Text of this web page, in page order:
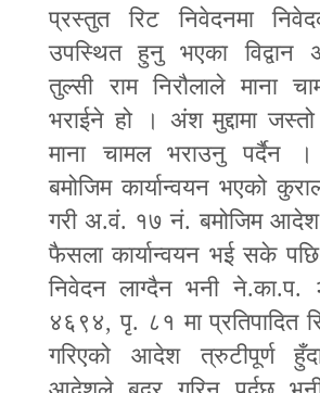
प्रस्तुत रिट निवेदनमा
उपस्थित हुनु भएका विद्वान
तुल्सी राम निरौलाले माना
भराईने हो । अंश मुद्दामा
माना चामल भराउनु पर्दैन
बमोजिम कार्यान्वयन भएको
गरी अ.वं. १७ नं. बमोजिम आदेश
फैसला कार्यान्वयन भई सके
निवेदन लाग्दैन भनी ने.का.प.
४६९४,पृ. ८१ मा प्रतिपादित
गरिएको आदेश त्रुटीपूर्ण